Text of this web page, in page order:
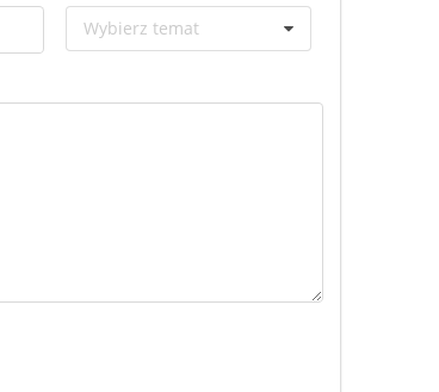
Wybierz temat